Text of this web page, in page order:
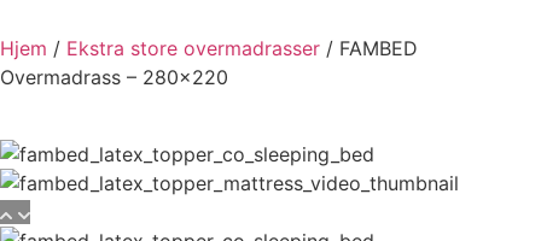
Hjem / Ekstra store overmadrasser / FAMBED
Overmadrass – 280×220